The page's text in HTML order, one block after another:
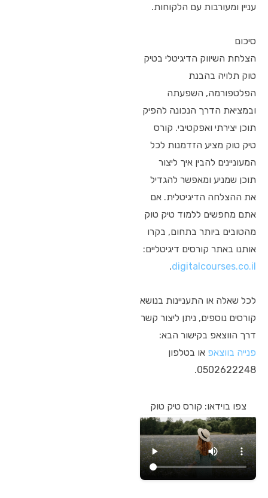
עניין ומעורבות עם הלקוחות.
סיכום
הצלחת השיווק הדיגיטלי בטיק
טוק תלויה בהבנת
הפלטפורמה, השפעתה
ובמציאת הדרך הנכונה להפיק
תוכן יצירתי ואפקטיבי. קורס
טיק טוק מציע הזדמנות לכל
המעוניינים להבין איך ליצור
תוכן שמניע ומאפשר להגדיל
את ההצלחה הדיגיטלית. אם
אתם מחפשים ללמוד טיק טוק
מהטובים ביותר בתחום, בקרו
אותנו באתר קורסים דיגיטליים:
digitalcourses.co.il
.
לכל שאלה או התעניינות בנושא
קורסים נוספים, ניתן ליצור קשר
דרך הווצאפ בקישור הבא:
פנייה בווצאפ או בטלפון
0502622248.
צפו בוידאו: קורס טיק טוק